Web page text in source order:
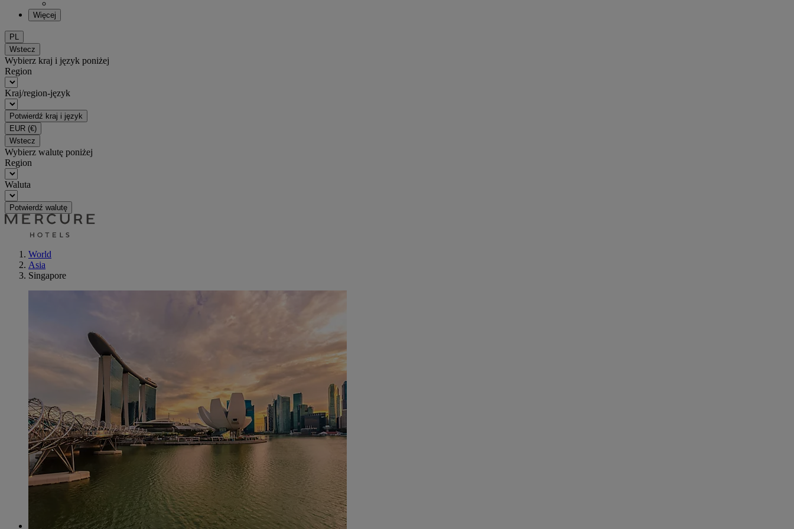
Więcej
PL
Wstecz
Wybierz kraj i język poniżej
Region
Kraj/region-język
Potwierdź kraj i język
EUR (€)
Wstecz
Wybierz walutę poniżej
Region
Waluta
Potwierdź walutę
World
Asia
Singapore